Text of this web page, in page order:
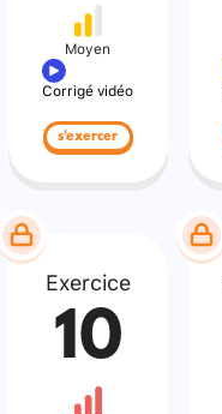
Moyen
Corrigé vidéo
s'exercer
Exercice
10